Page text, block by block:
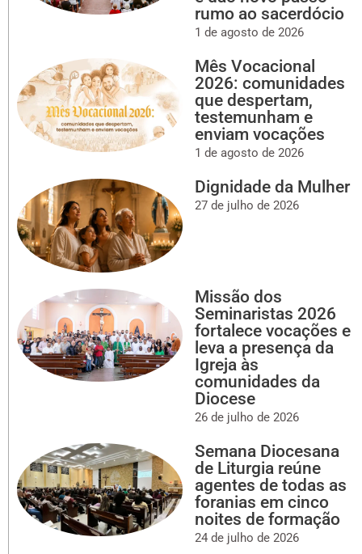
rumo ao sacerdócio
1 de agosto de 2026
Mês Vocacional
2026: comunidades
que despertam,
testemunham e
enviam vocações
1 de agosto de 2026
Dignidade da Mulher
27 de julho de 2026
Missão dos
Seminaristas 2026
fortalece vocações e
leva a presença da
Igreja às
comunidades da
Diocese
26 de julho de 2026
Semana Diocesana
de Liturgia reúne
agentes de todas as
foranias em cinco
noites de formação
24 de julho de 2026